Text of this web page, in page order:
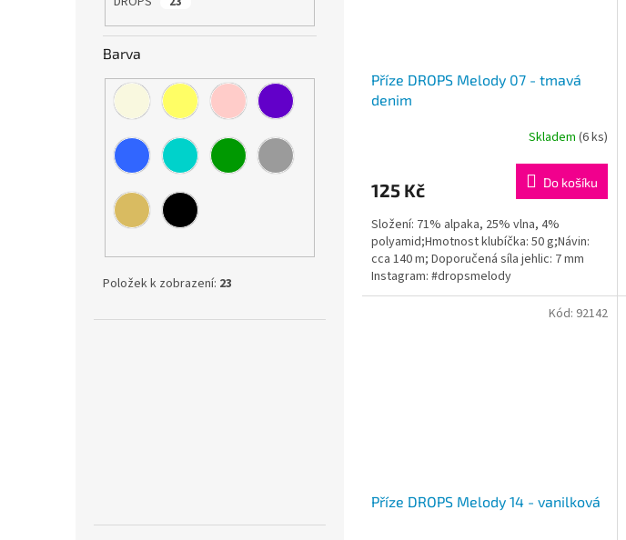
Barva
Položek k zobrazení: 23
Příze DROPS Melody 07 - tmavá
denim
Skladem (6 ks)
125 Kč Do košíku
Složení: 71% alpaka, 25% vlna, 4%
polyamid;Hmotnost klubíčka: 50 g;Návin:
cca 140 m; Doporučená síla jehlic: 7 mm
Instagram: #dropsmelody
Příze DROPS Melody 14 - vanilková
Kód: 92142